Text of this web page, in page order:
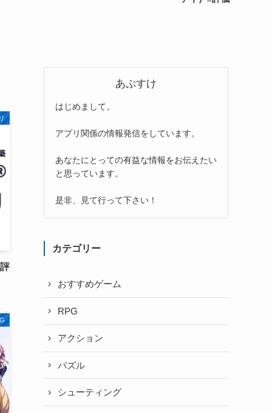
あぷすけ
はじめまして。
アプリ関係の情報発信をしています。
あなたにとっての有益な情報をお伝えたい
と思っています。
是非、見て行って下さい！
カテゴリー
おすすめゲーム
RPG
アクション
パズル
シューティング